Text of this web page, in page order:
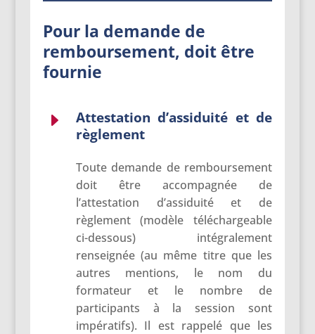
Pour la demande de
remboursement, doit être
fournie
E
Attestation d’assiduité et de
règlement
Toute demande de remboursement
doit être accompagnée de
l’attestation d’assiduité et de
règlement (modèle téléchargeable
ci-dessous) intégralement
renseignée (au même titre que les
autres mentions, le nom du
formateur et le nombre de
participants à la session sont
impératifs). Il est rappelé que les